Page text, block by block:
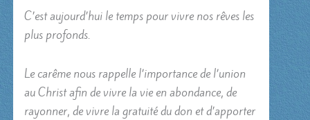
C’est aujourd’hui le temps pour vivre nos rêves les
plus profonds.
Le carême nous rappelle l’importance de l’union
au Christ afin de vivre la vie en abondance, de
rayonner, de vivre la gratuité du don et d’apporter